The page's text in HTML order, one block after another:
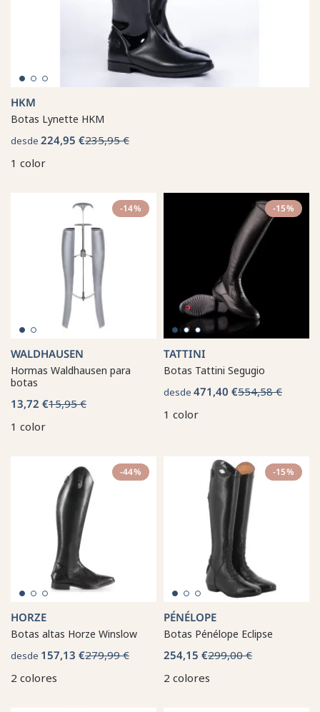
HKM
Botas Lynette HKM
desde 224,95 €235,95 €
1 color
-14%
WALDHAUSEN
Hormas Waldhausen para
botas
13,72 €15,95 €
1 color
-15%
TATTINI
Botas Tattini Segugio
desde 471,40 €554,58 €
1 color
-44%
HORZE
Botas altas Horze Winslow
desde 157,13 €279,99 €
2 colores
-15%
PÉNÉLOPE
Botas Pénélope Eclipse
254,15 €299,00 €
2 colores